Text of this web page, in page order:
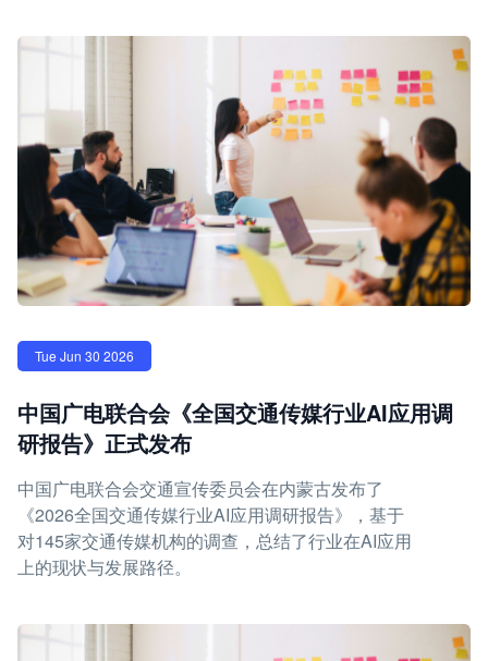
Tue Jun 30 2026
中国广电联合会《全国交通传媒行业AI应用调
研报告》正式发布
中国广电联合会交通宣传委员会在内蒙古发布了
《2026全国交通传媒行业AI应用调研报告》，基于
对145家交通传媒机构的调查，总结了行业在AI应用
上的现状与发展路径。